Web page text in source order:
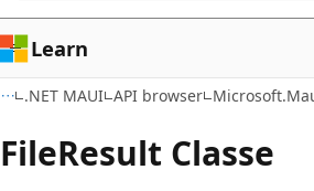
Learn
.NET MAUI API browser
FileResult Classe